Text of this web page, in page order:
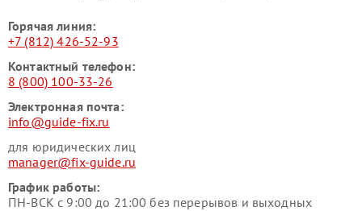
Горячая линия:
+7 (812) 426-52-93
Контактный телефон:
8 (800) 100-33-26
Электронная почта:
info@guide-fix.ru
для юридических лиц
manager@fix-guide.ru
График работы:
ПН-ВСК с 9:00 до 21:00 без перерывов и выходных